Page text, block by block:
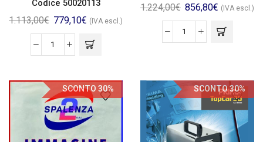
Codice 50020113
1.113,00€ 779,10€ (IVA escl.)
1.224,00€ 856,80€ (IVA escl.)
SCONTO 30% SCONTO 30%